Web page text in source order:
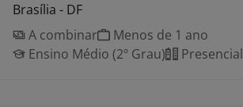
Brasília - DF
A combinar
Menos de 1 ano
Ensino Médio (2º Grau)
Presencial